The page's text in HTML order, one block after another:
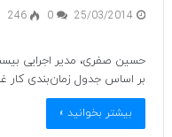
25/03/2014
0
246
حسین صفری، مدیر اجرایی
بر اساس جدول زمان‌بندی کار
بیشتر بخوانید »